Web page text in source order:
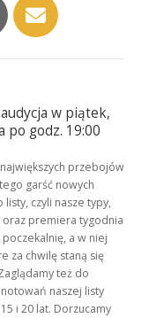
w piątek,
po godz. 19:00
przebojów
garść nowych
czyli nasze typy,
premiera tygodnia!
a w niej
za chwilę staną się
też do
naszej listy
i 20 lat. Dorzucamy